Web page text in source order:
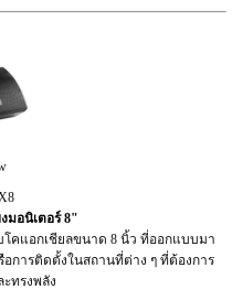
มอนิเตอร์ 8"
โคแอกเชียลขนาด 8 นิ้ว ที่ออกแบบมา
การติดตั้งในสถานที่ต่าง ๆ ที่ต้องการ
ะทรงพลัง